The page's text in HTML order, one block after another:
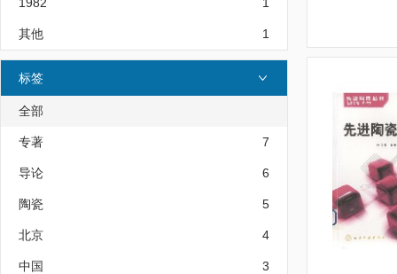
其他 1
标签
全部
专著 7
导论 6
陶瓷 5
北京 4
中国 3